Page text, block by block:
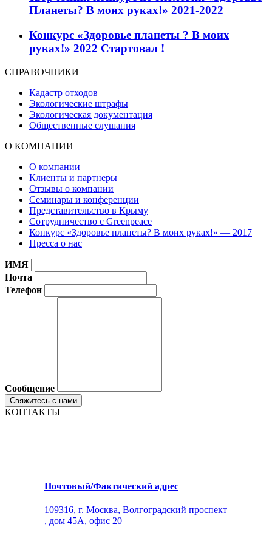
Планеты? В моих руках!» 2021-2022
Конкурс «Здоровье планеты ? В моих
руках!» 2022 Стартовал !
СПРАВОЧНИКИ
Кадастр отходов
Экологические штрафы
Экологическая документация
Общественные слушания
О КОМПАНИИ
О компании
Клиенты и партнеры
Отзывы о компании
Семинары и конференции
Представительство в Крыму
Сотрудничество с Greenpeace
Конкурс «Здоровье планеты? В моих руках!» — 2017
Пресса о нас
ИМЯ
Почта
Телефон
Сообщение
КОНТАКТЫ
Почтовый/Фактический адрес
109316, г. Москва, Волгоградский проспект
, дом 45А, офис 20